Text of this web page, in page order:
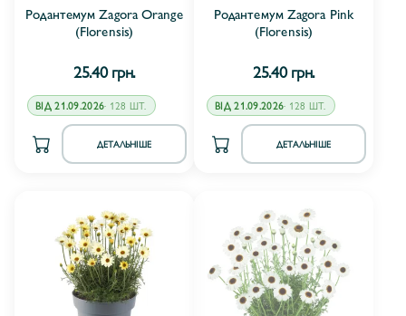
Родантемум Zagora Orange
(Florensis)
25.40 грн.
ВІД 21.09.2026· 128 ШТ.
ДЕТАЛЬНІШЕ
Родантемум Zagora Pink
(Florensis)
25.40 грн.
ВІД 21.09.2026· 128 ШТ.
ДЕТАЛЬНІШЕ